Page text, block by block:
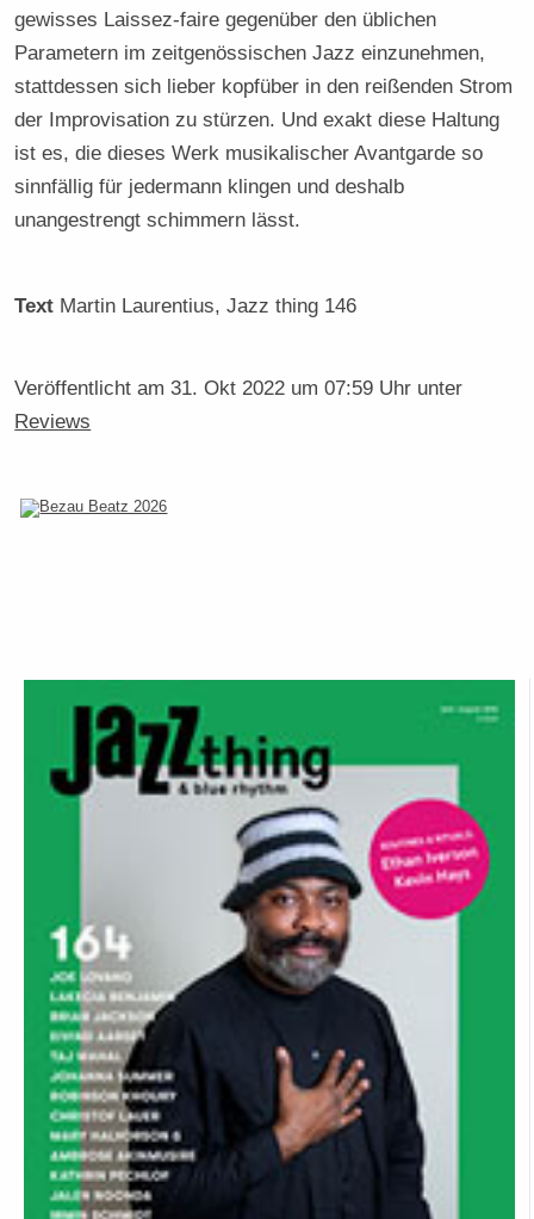
gewisses Laissez-faire gegenüber den üblichen
Parametern im zeitgenössischen Jazz einzunehmen,
stattdessen sich lieber kopfüber in den reißenden Strom
der Improvisation zu stürzen. Und exakt diese Haltung
ist es, die dieses Werk musikalischer Avantgarde so
sinnfällig für jedermann klingen und deshalb
unangestrengt schimmern lässt.
Text Martin Laurentius, Jazz thing 146
Veröffentlicht am31. Okt 2022 um 07:59 Uhr unter
Reviews